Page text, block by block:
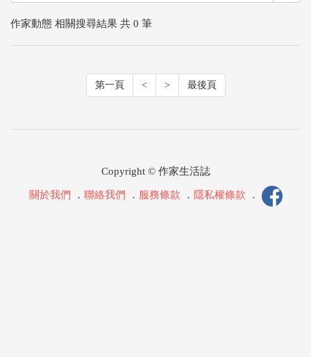
作家動態 相關搜尋結果 共 0 筆
第一頁 < > 最後頁
Copyright © 作家生活誌
關於我們 ． 聯絡我們 ． 服務條款 ． 隱私權條款 ．